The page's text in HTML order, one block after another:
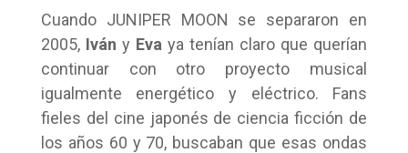
Cuando JUNIPER MOON se separaron en
2005, Iván y Eva ya tenían claro que querían
continuar con otro proyecto musical
igualmente energético y eléctrico. Fans
fieles del cine japonés de ciencia ficción de
los años 60 y 70, buscaban que esas ondas